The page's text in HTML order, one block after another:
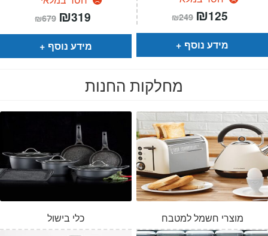
₪679 המחיר
המקורי
היה:
₪679.
₪319
הוא:
מידע נוסף
₪249 המחיר
המקורי
היה:
₪249.
₪125
הוא:
מידע נוסף
מחלקות החנות
כלי בישול מוצרי חשמל למטבח